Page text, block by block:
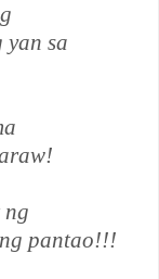
sa
ng
pantao!!!